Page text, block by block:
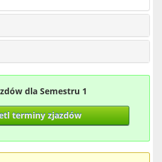
dla Semestru 1
terminy zjazdów